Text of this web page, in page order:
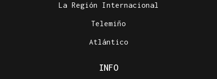
La Región Internacional
Telemiño
Atlántico
INFO